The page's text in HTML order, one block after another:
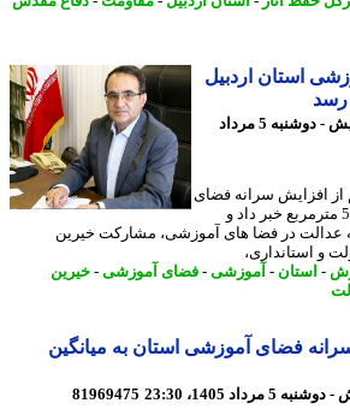
اردبیل
11 روز پیش - دوشنبه 5 مرداد
سرانه فضای
از 4.2 به 5.33 مترمربع خبر داد و
در فضا های آموزشی، مشارکت خیرین
استان-آموزشی -فضای آموزشی -خیرین
فضای آموزشی استان به میانگین
81969475